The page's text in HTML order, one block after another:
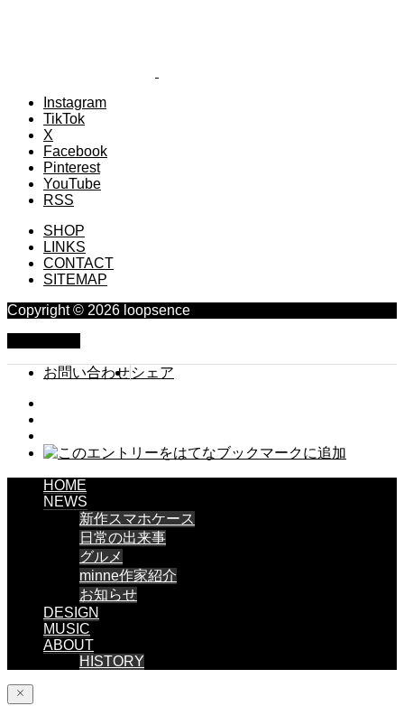
Instagram
TikTok
X
Facebook
Pinterest
YouTube
RSS
SHOP
LINKS
CONTACT
SITEMAP
Copyright © 2026 loopsence
お問い合わせシェア
HOME
NEWS
新作スマホケース
日常の出来事
グルメ
minne作家紹介
お知らせ
DESIGN
MUSIC
ABOUT
HISTORY